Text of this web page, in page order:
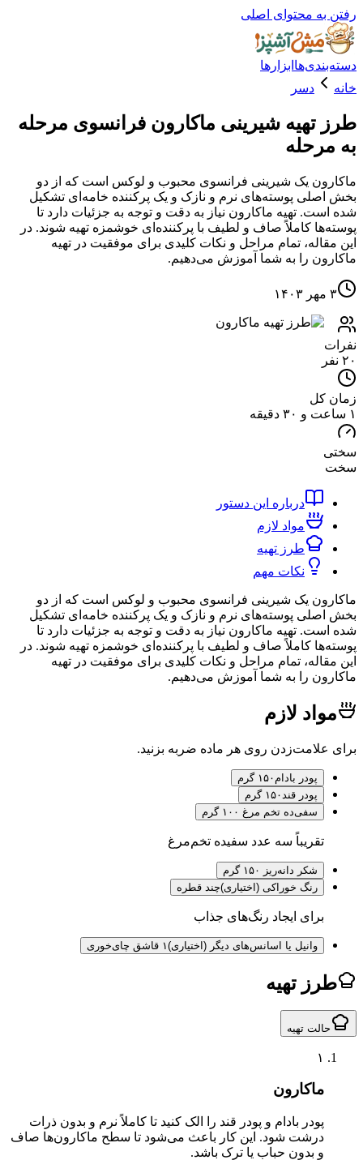
محتوای اصلی
ابزارها
دسر
شیرینی ماکارون فرانسوی مرحله
یک شیرینی فرانسوی محبوب و لوکس است که از دو
پوسته‌های نرم و نازک و یک پرکننده خامه‌ای تشکیل
تهیه ماکارون نیاز به دقت و توجه به جزئیات دارد تا
کاملاً صاف و لطیف با پرکننده‌ای خوشمزه تهیه شوند. در
تمام مراحل و نکات کلیدی برای موفقیت در تهیه
را به شما آموزش می‌دهیم.
درباره این دستور
مواد لازم
طرز تهیه
نکات مهم
یک شیرینی فرانسوی محبوب و لوکس است که از دو
پوسته‌های نرم و نازک و یک پرکننده خامه‌ای تشکیل
تهیه ماکارون نیاز به دقت و توجه به جزئیات دارد تا
کاملاً صاف و لطیف با پرکننده‌ای خوشمزه تهیه شوند. در
تمام مراحل و نکات کلیدی برای موفقیت در تهیه
را به شما آموزش می‌دهیم.
لازم
روی هر ماده ضربه بزنید.
پودر بادام۱۵۰ گرم
پودر قند
۱۵۰ گرم
سفی ده تخم مرغ ۱۰۰ گرم
تقریباً سه عدد سفیده تخم‌مرغ
شکر دا
نه‌ریز ۱۵۰ گرم
رنگ خوراکی (اختیاری) چند قطره
برای ایجاد رنگ‌های جذاب
وانیل یا اسانس‌های دیگر (اختیاری) ۱ قاشق چای‌خوری
تهیه
تهیه
ماکارون
پودر بادام و پودر قند را الک کنید تا کاملاً نرم و بدون ذرات
درشت شود. این کار باعث می‌شود تا سطح ماکارون‌ها صاف
و بدون حباب یا ترک باشد.